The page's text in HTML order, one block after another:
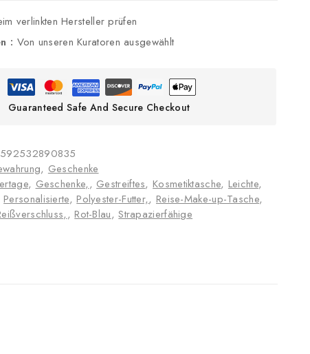
verlinkten Hersteller prüfen
: Von unseren Kuratoren ausgewählt
Guaranteed Safe And Secure Checkout
, Geschenke
, Geschenke,, Gestreiftes,Kosmetiktasche, Leichte,
Personalisierte,Polyester-Futter,, Reise-Make-up-Tasche,
,Rot-Blau,Strapazierfähige